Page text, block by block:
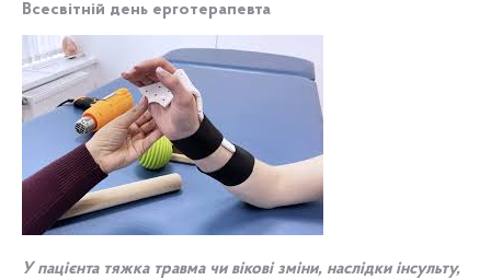
Всесвітній день ерготерапевта
У пацієнта тяжка травма чи вікові зміни, наслідки інсульту,